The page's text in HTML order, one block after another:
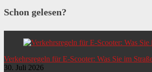
Schon gelesen?
Verkehrsregeln für E-Scooter: Was Sie im
30. Juli 2026